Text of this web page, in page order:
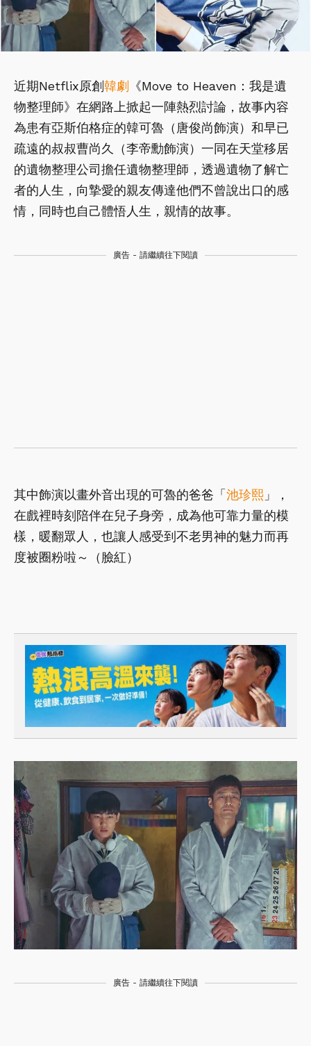
近期Netflix原創韓劇
《Move to Heaven：我是遺
物整理師》在網路上掀起一陣熱烈討論，故事內容
為患有亞斯伯格症的韓可魯（唐俊尚飾演）和早已
疏遠的叔叔曹尚久（李帝勳飾演）一同在天堂移居
的遺物整理公司擔任遺物整理師，透過遺物了解亡
者的人生，向摯愛的親友傳達他們不曾說出口的感
情，同時也自己體悟人生，親情的故事。
廣告 - 請繼續往下閱讀
其中飾演以畫外音出現的可魯的爸爸「 池珍熙 」，
在戲裡時刻陪伴在兒子身旁，成為他可靠力量的模
樣，暖翻眾人，也讓人感受到不老男神的魅力而再
度被圈粉啦～（臉紅）
廣告 - 請繼續往下閱讀